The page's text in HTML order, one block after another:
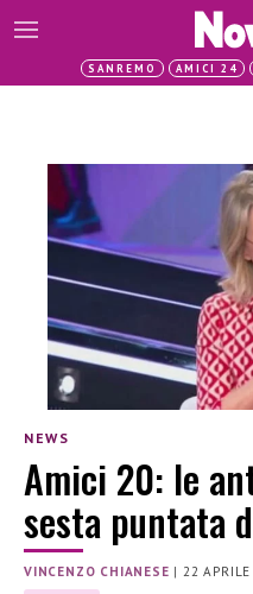
SANREMO AMICI 24
NEWS
Amici 20: le
sesta puntata
VINCENZO CHIANESE |22